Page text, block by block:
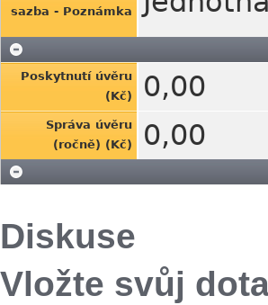
sazba - Poznámka
Poskytnutí úvěru
(Kč)
0,00
Správa úvěru
(ročně) (Kč)
0,00
Diskuse
Vložte svůj